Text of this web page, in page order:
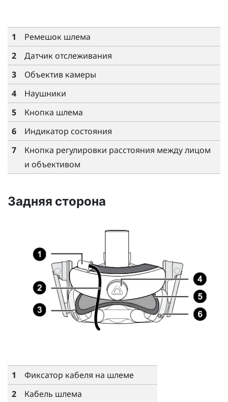
1
Ремешок шлема
2
Датчик отслеживания
3
Объектив камеры
4
Наушники
5
Кнопка шлема
6
Индикатор состояния
7
Кнопка регулировки расстояния между лицом
и объективом
Задняя сторона
1
Фиксатор кабеля на шлеме
2
Кабель шлема